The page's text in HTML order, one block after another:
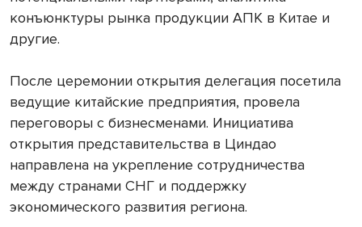
конъюнктуры рынка продукции АПК в Китае и
другие.
После церемонии открытия делегация посетила
ведущие китайские предприятия, провела
переговоры с бизнесменами. Инициатива
открытия представительства в Циндао
направлена на укрепление сотрудничества
между странами СНГ и поддержку
экономического развития региона.